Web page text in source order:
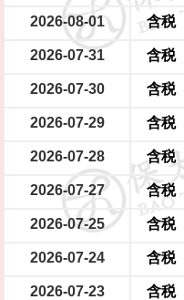
2026-08-01 含税
2026-07-31 含税
2026-07-30 含税
2026-07-29 含税
2026-07-28 含税
2026-07-27 含税
2026-07-25 含税
2026-07-24 含税
2026-07-23 含税